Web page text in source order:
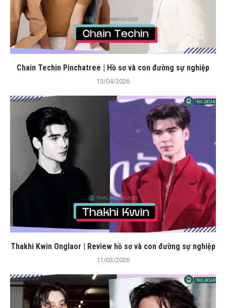
Chain Techin Pinchatree | Hồ sơ và con đường sự nghiệp
13/04/2026
Thakhi Kwin Onglaor | Review hồ sơ và con đường sự nghiệp
11/03/2026